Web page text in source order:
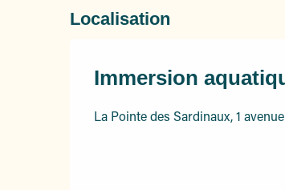
Localisation
Immersion
La Pointe des Sardinaux, 1